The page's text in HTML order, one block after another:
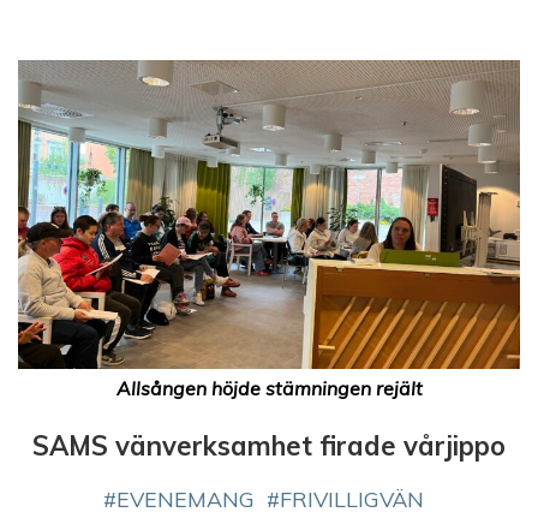
Allsången höjde stämningen rejält
SAMS vänverksamhet firade vårjippo
EVENEMANG
FRIVILLIGVÄN